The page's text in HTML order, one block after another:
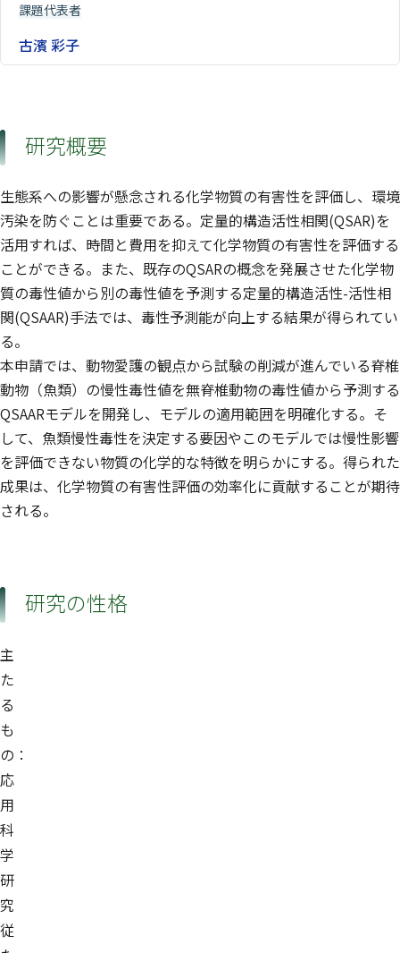
課題代表者
古濱 彩子
研究概要
生態系への影響が懸念される化学物質の有害性を評価し、環境
汚染を防ぐことは重要である。定量的構造活性相関(QSAR)を
活用すれば、時間と費用を抑えて化学物質の有害性を評価する
ことができる。また、既存のQSARの概念を発展させた化学物
質の毒性値から別の毒性値を予測する定量的構造活性-活性相
関(QSAAR)手法では、毒性予測能が向上する結果が得られてい
る。
本申請では、動物愛護の観点から試験の削減が進んでいる脊椎
動物（魚類）の慢性毒性値を無脊椎動物の毒性値から予測する
QSAARモデルを開発し、モデルの適用範囲を明確化する。そ
して、魚類慢性毒性を決定する要因やこのモデルでは慢性影響
を評価できない物質の化学的な特徴を明らかにする。得られた
成果は、化学物質の有害性評価の効率化に貢献することが期待
される。
研究の性格
主
た
る
も
の：
応
用
科
学
研
究
従